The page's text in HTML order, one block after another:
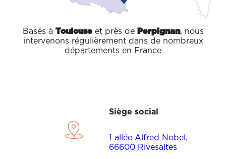
Basés à Toulouseet près de Perpignan, nous
intervenons régulièrement dans de nombreux
départements en France
Siège social
1 allée Alfred Nobel,
66600 Rivesaltes